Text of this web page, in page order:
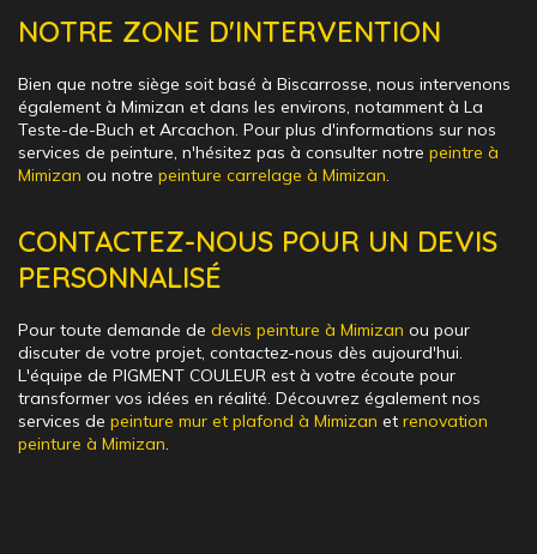
NOTRE ZONE D'INTERVENTION
Bien que notre siège soit basé à Biscarrosse, nous intervenons
également à Mimizan et dans les environs, notamment à La
Teste-de-Buch et Arcachon. Pour plus d'informations sur nos
services de peinture, n'hésitez pas à consulter notre peintre à
Mimizan ou notre peinture carrelage à Mimizan.
CONTACTEZ-NOUS POUR UN DEVIS
PERSONNALISÉ
Pour toute demande de devis peinture à Mimizan ou pour
discuter de votre projet, contactez-nous dès aujourd'hui.
L'équipe de PIGMENT COULEUR est à votre écoute pour
transformer vos idées en réalité. Découvrez également nos
services de peinture mur et plafond à Mimizan et renovation
peinture à Mimizan.